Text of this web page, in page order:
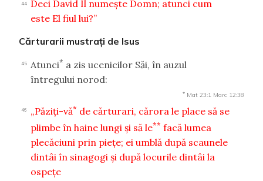
44
Deci David Îl numeşte Domn; atunci cum
este El fiul lui?”
Cărturarii mustraţi de Isus
45 Atunci* a zis ucenicilor Săi, în auzul
întregului norod:
* Mat 23:1 Marc 12:38
46 „Păziţi-vă* de cărturari, cărora le place să se
plimbe în haine lungi şi să le** facă lumea
plecăciuni prin pieţe; ei umblă după scaunele
dintâi în sinagogi şi după locurile dintâi la
ospeţe